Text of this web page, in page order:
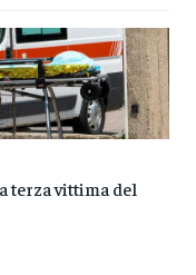
terza vittima del